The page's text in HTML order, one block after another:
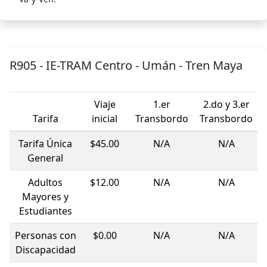
R905 - IE-TRAM Centro - Umán - Tren Maya
Tarifa
Viaje
inicial
1.er
Transbordo
2.do y 3.er
Transbordo
Tarifa Única
General
$45.00 N/A N/A
Adultos
Mayores y
Estudiantes
$12.00 N/A N/A
Personas con
Discapacidad
$0.00 N/A N/A